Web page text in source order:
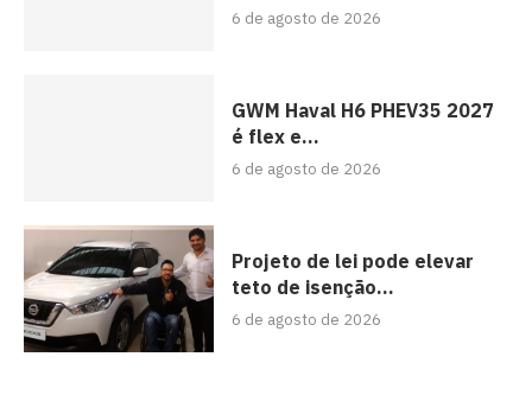
6 de agosto de 2026
GWM Haval H6 PHEV35 2027
é flex e...
6 de agosto de 2026
Projeto de lei pode elevar
teto de isenção...
6 de agosto de 2026